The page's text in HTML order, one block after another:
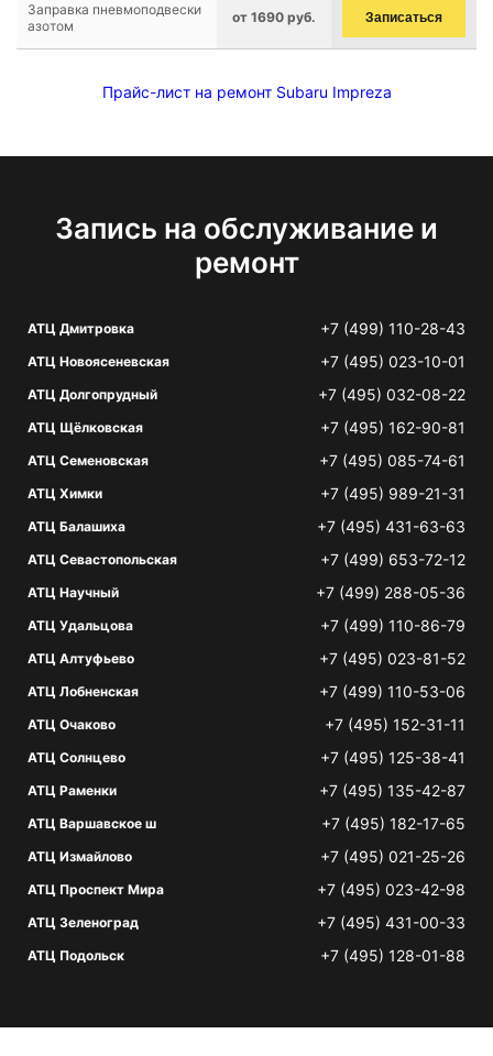
Заправка пневмоподвески
азотом
от 1690 руб. Записаться
Прайс-лист на ремонт Subaru Impreza
Запись на обслуживание и
ремонт
АТЦ Дмитровка +7 (499) 110-28-43
АТЦ Новоясеневская +7 (495) 023-10-01
АТЦ Долгопрудный +7 (495) 032-08-22
АТЦ Щёлковская +7 (495) 162-90-81
АТЦ Семеновская +7 (495) 085-74-61
АТЦ Химки +7 (495) 989-21-31
АТЦ Балашиха +7 (495) 431-63-63
АТЦ Севастопольская +7 (499) 653-72-12
АТЦ Научный +7 (499) 288-05-36
АТЦ Удальцова +7 (499) 110-86-79
АТЦ Алтуфьево +7 (495) 023-81-52
АТЦ Лобненская +7 (499) 110-53-06
АТЦ Очаково +7 (495) 152-31-11
АТЦ Солнцево +7 (495) 125-38-41
АТЦ Раменки +7 (495) 135-42-87
АТЦ Варшавское ш +7 (495) 182-17-65
АТЦ Измайлово +7 (495) 021-25-26
АТЦ Проспект Мира +7 (495) 023-42-98
АТЦ Зеленоград +7 (495) 431-00-33
АТЦ Подольск +7 (495) 128-01-88